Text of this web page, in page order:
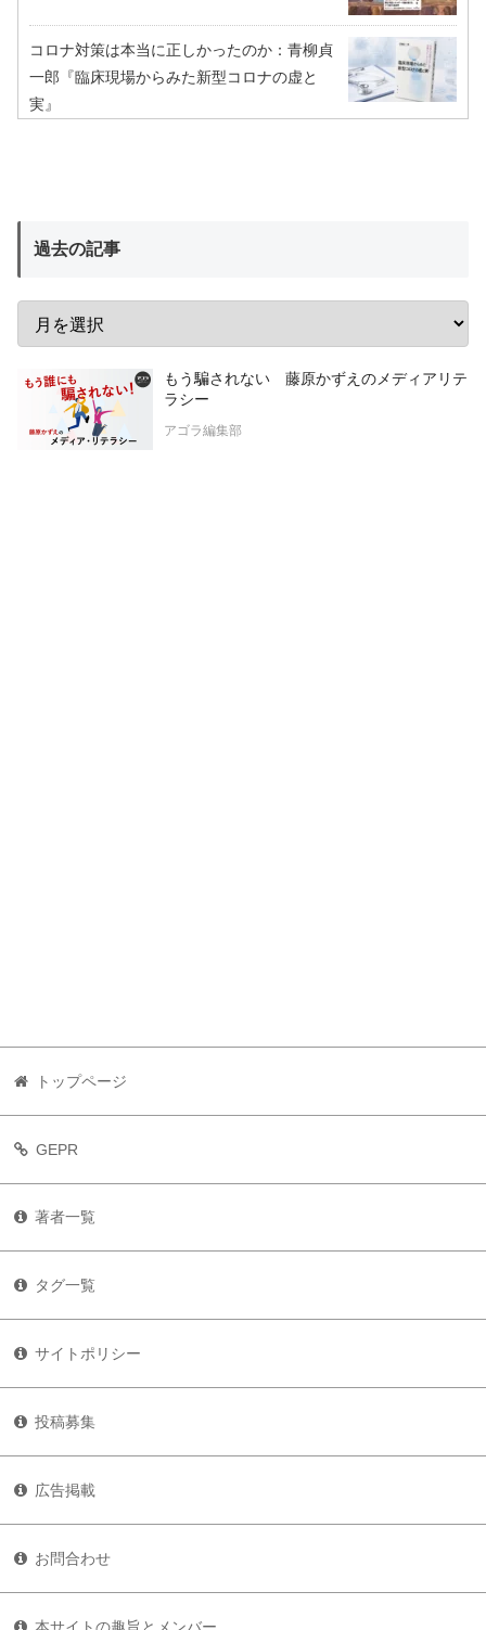
コロナ対策は本当に正しかったのか：青柳貞
一郎『臨床現場からみた新型コロナの虚と
実』
過去の記事
もう騙されない 藤原かずえのメディアリテ
ラシー
アゴラ編集部
トップページ
GEPR
著者一覧
タグ一覧
サイトポリシー
投稿募集
広告掲載
お問合わせ
本サイトの趣旨とメンバー